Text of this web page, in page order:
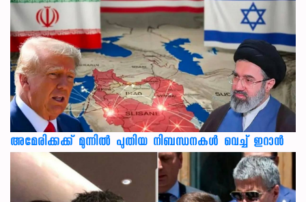
അമേരിക്കക്ക് മുന്നിൽ പുതിയ നിബന്ധനകൾ വെച്ച് ഇറാൻ